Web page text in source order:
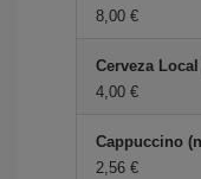
8,00 €
Cerveza
4,00 €
Cappuccino
2,56 €